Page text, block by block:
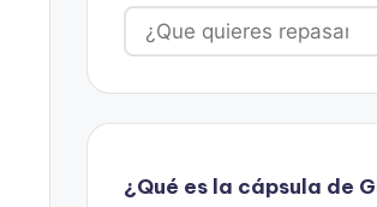
¿Qué es la cápsula de